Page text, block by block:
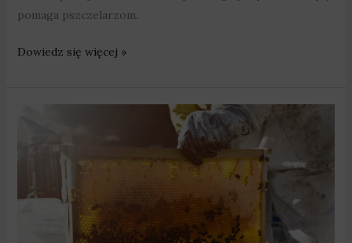
pomaga pszczelarzom.
Dowiedz się więcej »
pszczoły